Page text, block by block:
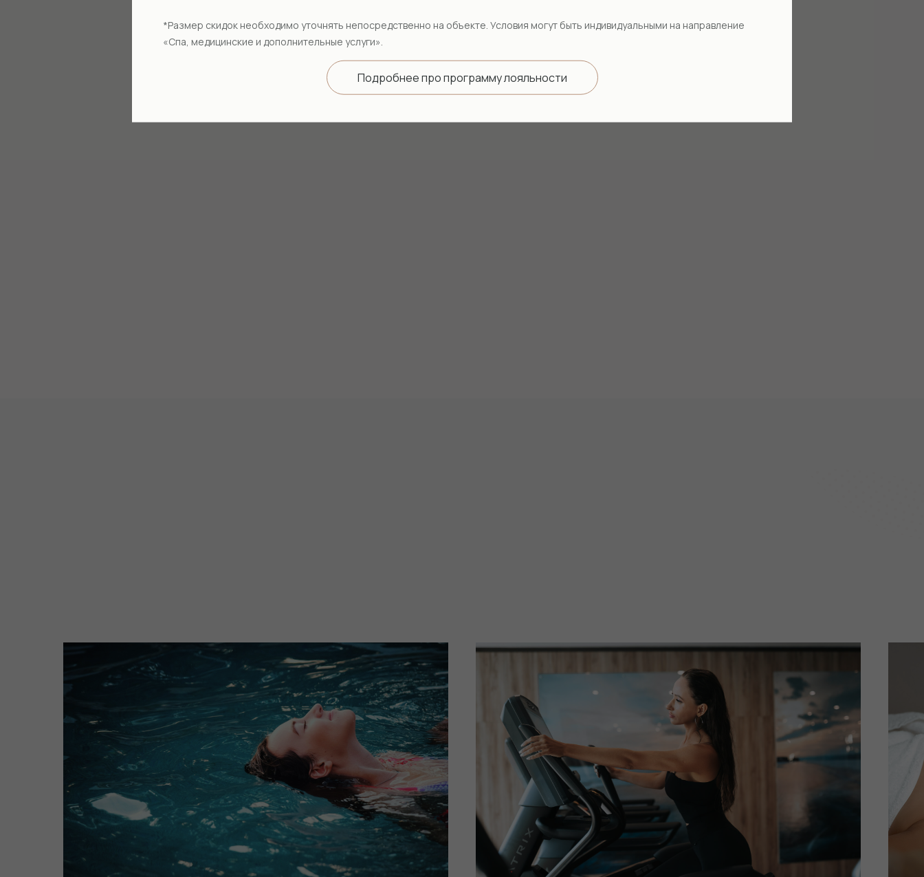
*Размер скидок необходимо уточнять непосредственно на объекте. Условия могут быть индивидуальными на направление
«Спа, медицинские и дополнительные услуги».
Подробнее про программу лояльности